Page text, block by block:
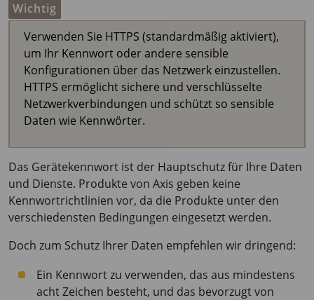
Wichtig
Verwenden Sie HTTPS (standardmäßig aktiviert),
um Ihr Kennwort oder andere sensible
Konfigurationen über das Netzwerk einzustellen.
HTTPS ermöglicht sichere und verschlüsselte
Netzwerkverbindungen und schützt so sensible
Daten wie Kennwörter.
Das Gerätekennwort ist der Hauptschutz für Ihre Daten
und Dienste. Produkte von Axis geben keine
Kennwortrichtlinien vor, da die Produkte unter den
verschiedensten Bedingungen eingesetzt werden.
Doch zum Schutz Ihrer Daten empfehlen wir dringend:
Ein Kennwort zu verwenden, das aus mindestens
acht Zeichen besteht, und das bevorzugt von